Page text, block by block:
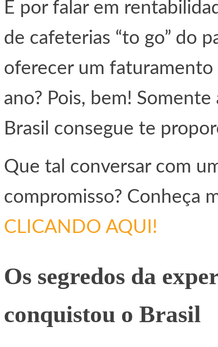
E por falar em
de cafeterias “to go” do
oferecer um
ano? Pois, bem!
Brasil consegue te
Que tal conversar com
compromisso? Conheça
CLICANDO AQUI!
Os segredos da
conquistou o Brasil